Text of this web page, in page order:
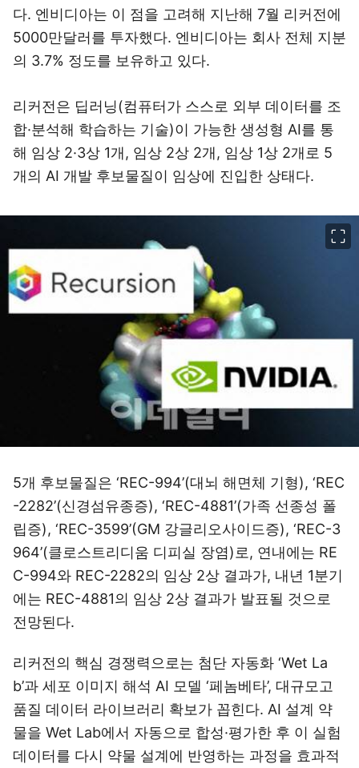
다. 엔비디아는 이 점을 고려해 지난해 7월 리커전에
5000만달러를 투자했다. 엔비디아는 회사 전체 지분
의 3.7% 정도를 보유하고 있다.
리커전은 딥러닝(컴퓨터가 스스로 외부 데이터를 조
합·분석해 학습하는 기술)이 가능한 생성형 AI를 통
해 임상 2·3상 1개, 임상 2상 2개, 임상 1상 2개로 5
개의 AI 개발 후보물질이 임상에 진입한 상태다.
5개 후보물질은 ‘REC-994’(대뇌 해면체 기형), ‘REC
-2282’(신경섬유종증), ‘REC-4881’(가족 선종성 폴
립증), ‘REC-3599’(GM 강글리오사이드증), ‘REC-3
964’(클로스트리디움 디피실 장염)로, 연내에는 RE
C-994와 REC-2282의 임상 2상 결과가, 내년 1분기
에는 REC-4881의 임상 2상 결과가 발표될 것으로
전망된다.
리커전의 핵심 경쟁력으로는 첨단 자동화 ‘Wet La
b’과 세포 이미지 해석 AI 모델 ‘페놈베타’, 대규모고
품질 데이터 라이브러리 확보가 꼽힌다. AI 설계 약
물을 Wet Lab에서 자동으로 합성·평가한 후 이 실험
데이터를 다시 약물 설계에 반영하는 과정을 효과적